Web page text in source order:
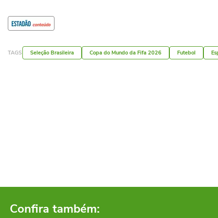
TAGS Seleção Brasileira Copa do Mundo da Fifa 2026 Futebol
Confira também: